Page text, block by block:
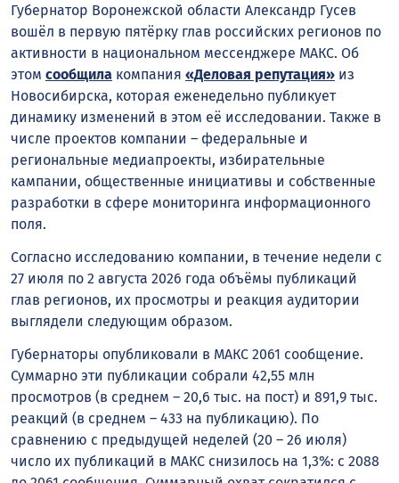
Губернатор Воронежской области Александр Гусев
вошёл в первую пятёрку глав российских регионов по
активности в национальном мессенджере МАКС. Об
этом сообщила компания «Деловая репутация» из
Новосибирска, которая еженедельно публикует
динамику изменений в этом её исследовании. Также в
числе проектов компании – федеральные и
региональные медиапроекты, избирательные
кампании, общественные инициативы и собственные
разработки в сфере мониторинга информационного
поля.
Согласно исследованию компании, в течение недели с
27 июля по 2 августа 2026 года объёмы публикаций
глав регионов, их просмотры и реакция аудитории
выглядели следующим образом.
Губернаторы опубликовали в MАКС 2061 сообщение.
Суммарно эти публикации собрали 42,55 млн
просмотров (в среднем – 20,6 тыс. на пост) и 891,9 тыс.
реакций (в среднем – 433 на публикацию). По
сравнению с предыдущей неделей (20 – 26 июля)
число их публикаций в MАКС снизилось на 1,3%: с 2088